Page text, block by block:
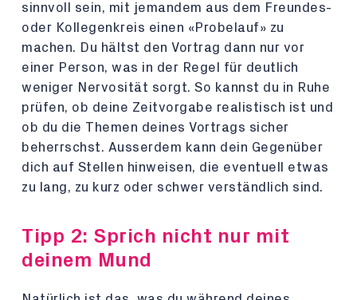
sinnvoll sein, mit jemandem aus dem Freundes-
oder Kollegenkreis einen «Probelauf» zu
machen. Du hältst den Vortrag dann nur vor
einer Person, was in der Regel für deutlich
weniger Nervosität sorgt. So kannst du in Ruhe
prüfen, ob deine Zeitvorgabe realistisch ist und
ob du die Themen deines Vortrags sicher
beherrschst. Ausserdem kann dein Gegenüber
dich auf Stellen hinweisen, die eventuell etwas
zu lang, zu kurz oder schwer verständlich sind.
Tipp 2: Sprich nicht nur mit
deinem Mund